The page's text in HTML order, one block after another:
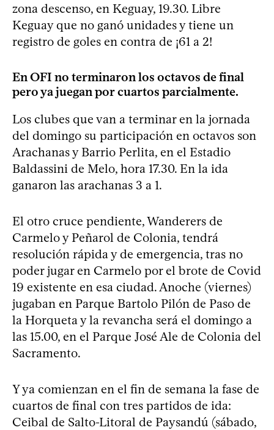
zona descenso, en Keguay, 19.30. Libre
Keguay que no ganó unidades y tiene un
registro de goles en contra de ¡61 a 2!
En OFI no terminaron los octavos de final
pero ya juegan por cuartos parcialmente.
Los clubes que van a terminar en la jornada
del domingo su participación en octavos son
Arachanas y Barrio Perlita, en el Estadio
Baldassini de Melo, hora 17.30. En la ida
ganaron las arachanas 3 a 1.
El otro cruce pendiente, Wanderers de
Carmelo y Peñarol de Colonia, tendrá
resolución rápida y de emergencia, tras no
poder jugar en Carmelo por el brote de Covid
19 existente en esa ciudad. Anoche (viernes)
jugaban en Parque Bartolo Pilón de Paso de
la Horqueta y la revancha será el domingo a
las 15.00, en el Parque José Ale de Colonia del
Sacramento.
Y ya comienzan en el fin de semana la fase de
cuartos de final con tres partidos de ida:
Ceibal de Salto-Litoral de Paysandú (sábado,